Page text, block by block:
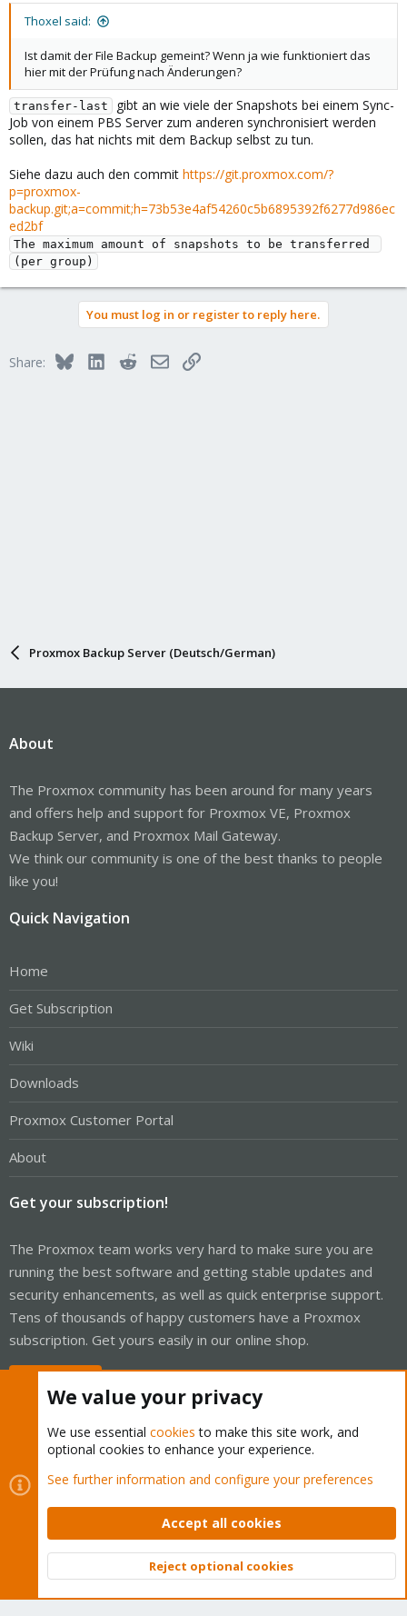
Thoxel said:
Ist damit der File Backup gemeint? Wenn ja wie funktioniert das
hier mit der Prüfung nach Änderungen?
transfer-last
gibt an wie viele der Snapshots bei einem Sync-
Job von einem PBS Server zum anderen synchronisiert werden
sollen, das hat nichts mit dem Backup selbst zu tun.
Siehe dazu auch den commit https://git.proxmox.com/?
p=proxmox-
backup.git;a=commit;h=73b53e4af54260c5b6895392f6277d986ec
ed2bf
The maximum amount of snapshots to be transferred
(per group)
You must log in or register to reply here.
Share: BlueskyLinkedInRedditEmailLink
Proxmox Backup Server (Deutsch/German)
About
The Proxmox community has been around for many years
and offers help and support for Proxmox VE, Proxmox
Backup Server, and Proxmox Mail Gateway.
We think our community is one of the best thanks to people
like you!
Quick Navigation
Home
Get Subscription
Wiki
Downloads
Proxmox Customer Portal
About
Get your subscription!
The Proxmox team works very hard to make sure you are
running the best software and getting stable updates and
security enhancements, as well as quick enterprise support.
Tens of thousands of happy customers have a Proxmox
subscription. Get yours easily in our online shop.
Cookies
Proxmox Support Forum - Light Mode
Contact us
Terms and rules Privacy policy Help Home
Community platform by XenForo © 2010-2026 XenForo Ltd.
Top
We value your privacy
We use essential cookies to make this site work, and
optional cookies to enhance your experience.
See further information and configure your preferences
Accept all cookies
Reject optional cookies